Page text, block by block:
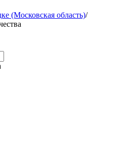
(Московская область)/